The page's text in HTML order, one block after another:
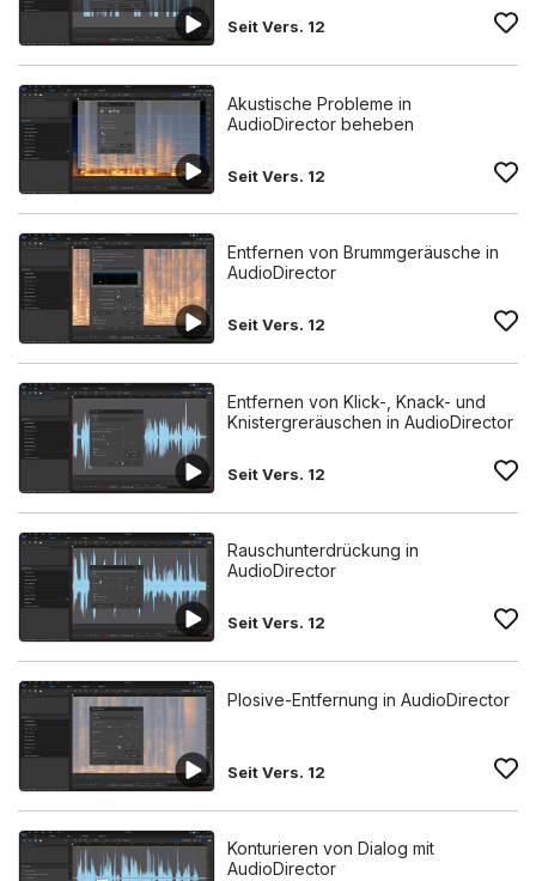
Seit Vers. 12
Akustische Probleme in
AudioDirector beheben
Seit Vers. 12
Entfernen von Brummgeräusche in
AudioDirector
Seit Vers. 12
Entfernen von Klick-, Knack- und
Knistergreräuschen in AudioDirector
Seit Vers. 12
Rauschunterdrückung in
AudioDirector
Seit Vers. 12
Plosive-Entfernung in AudioDirector
Seit Vers. 12
Konturieren von Dialog mit
AudioDirector